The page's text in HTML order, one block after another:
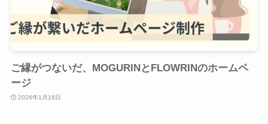
ご縁がつないだ、MOGURINとFLOWRINのホームペ
ージ
2026年1月16日